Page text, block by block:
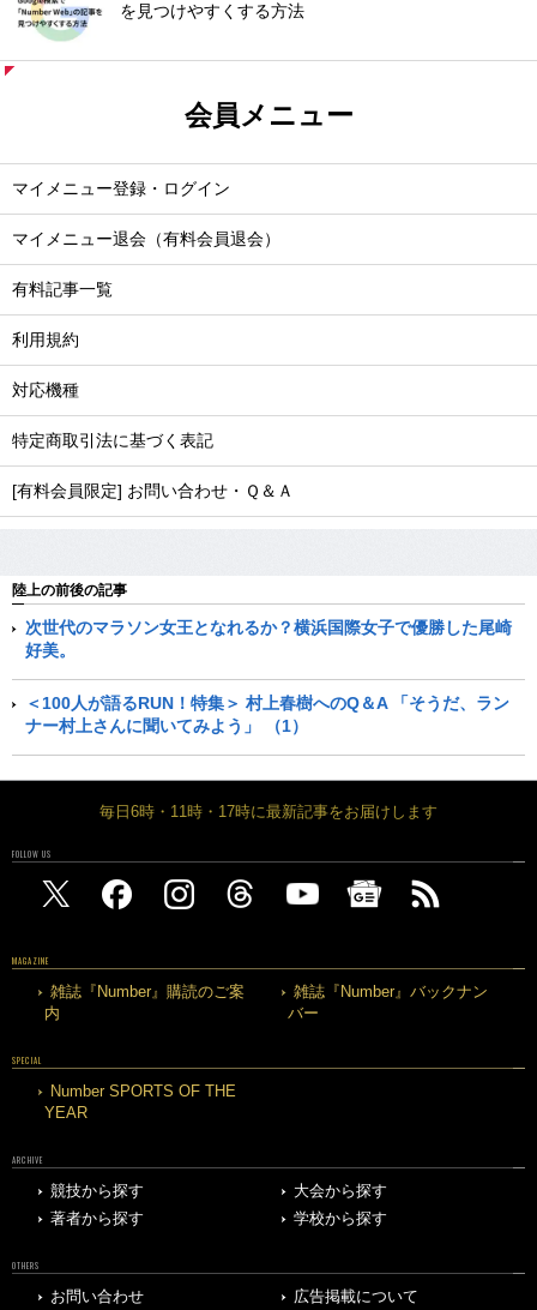
を見つけやすくする方法
会員メニュー
マイメニュー登録・ログイン
マイメニュー退会（有料会員退会）
有料記事一覧
利用規約
対応機種
特定商取引法に基づく表記
[有料会員限定] お問い合わせ・Ｑ＆Ａ
陸上の前後の記事
次世代のマラソン女王となれるか？横浜国際女子で優勝した尾崎
好美。
＜100人が語るRUN！特集＞ 村上春樹へのQ＆A 「そうだ、ラン
ナー村上さんに聞いてみよう」 （1）
毎日6時・11時・17時に最新記事をお届けします
FOLLOW US
MAGAZINE
雑誌『Number』購読のご案
内
雑誌『Number』バックナン
バー
SPECIAL
Number SPORTS OF THE
YEAR
ARCHIVE
競技から探す
大会から探す
著者から探す
学校から探す
OTHERS
お問い合わせ 広告掲載について